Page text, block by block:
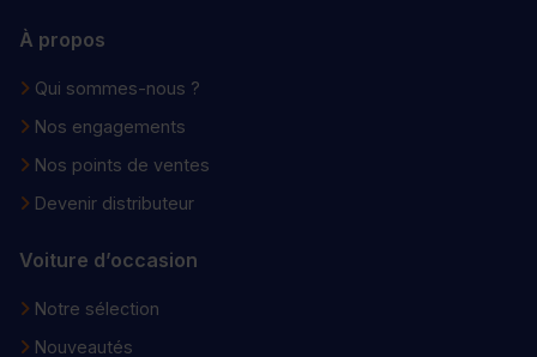
À propos
Qui sommes-nous ?
Nos engagements
Nos points de ventes
Devenir distributeur
Voiture d’occasion
Notre sélection
Nouveautés